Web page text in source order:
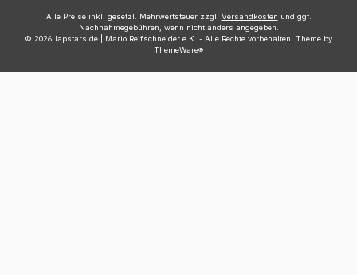
Alle Preise inkl. gesetzl. Mehrwertsteuer zzgl. Versandkosten und ggf.
Nachnahmegebühren, wenn nicht anders angegeben.
© 2026 lapstars.de | Mario Reifschneider e.K. - Alle Rechte vorbehalten. Theme by
ThemeWare®